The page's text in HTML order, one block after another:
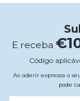
E receba
Código
Ao aderir expressa o
pode